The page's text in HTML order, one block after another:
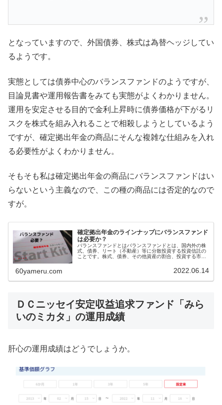
となっていますので、外国債券、株式は為替ヘッジしてい
るようです。
実態としては債券中心のバランスファンドのようですが、
目論見書や運用報告書をみても実態がよくわかりません。
運用を安定させる目的で金利上昇時に債券価格が下がるリ
スクを株式を組み入れることで相殺しようとしているよう
ですが、確定拠出年金の商品にそんな複雑な仕組みを入れ
る必要性がよくわかりません。
そもそも私は確定拠出年金の商品にバランスファンドはい
らないという主義なので、この種の商品には否定的なので
すが。
確定拠出年金のラインナップにバランスファンド
は必要か？
バランスファンドとはバランスファンドとは、国内外の株
式、債券、リート（不動産）等に分散投資する投資信託の
ことです。株式、債券、その他資産の割合、投資する市場
60yameru.com 2022.06.14
ＤＣニッセイ安定収益追求ファンド「みら
いのミカタ」の運用成績
肝心の運用成績はどうでしょうか。